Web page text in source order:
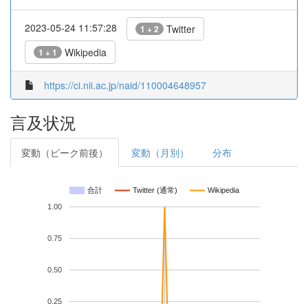
2023-05-24 11:57:28 1 + 2 Twitter
1 + 1 Wikipedia
https://ci.nii.ac.jp/naid/110004648957
言及状況
変動（ピーク前後） 変動（月別） 分布
合計 Twitter (通常) Wikipedia
0.25
0.50
0.75
1.00